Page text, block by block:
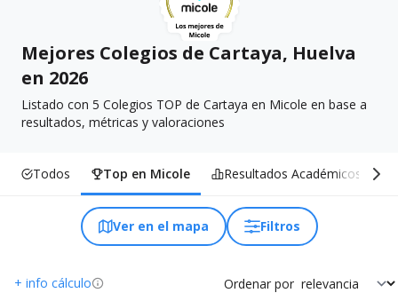
Mejores Colegios de Cartaya, Huelva
en 2026
Listado con 5 Colegios TOP de Cartaya en Micole en base a
resultados, métricas y valoraciones
Todos Top en Micole Resultados Académicos
Ver en el mapa Filtros
+ info cálculo Ordenar por